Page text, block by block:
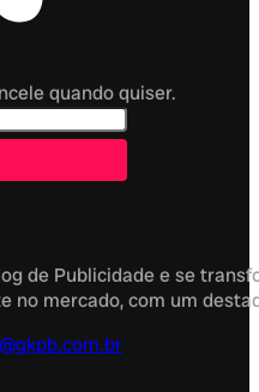
quando quiser.
de Publicidade e se
no mercado, com um